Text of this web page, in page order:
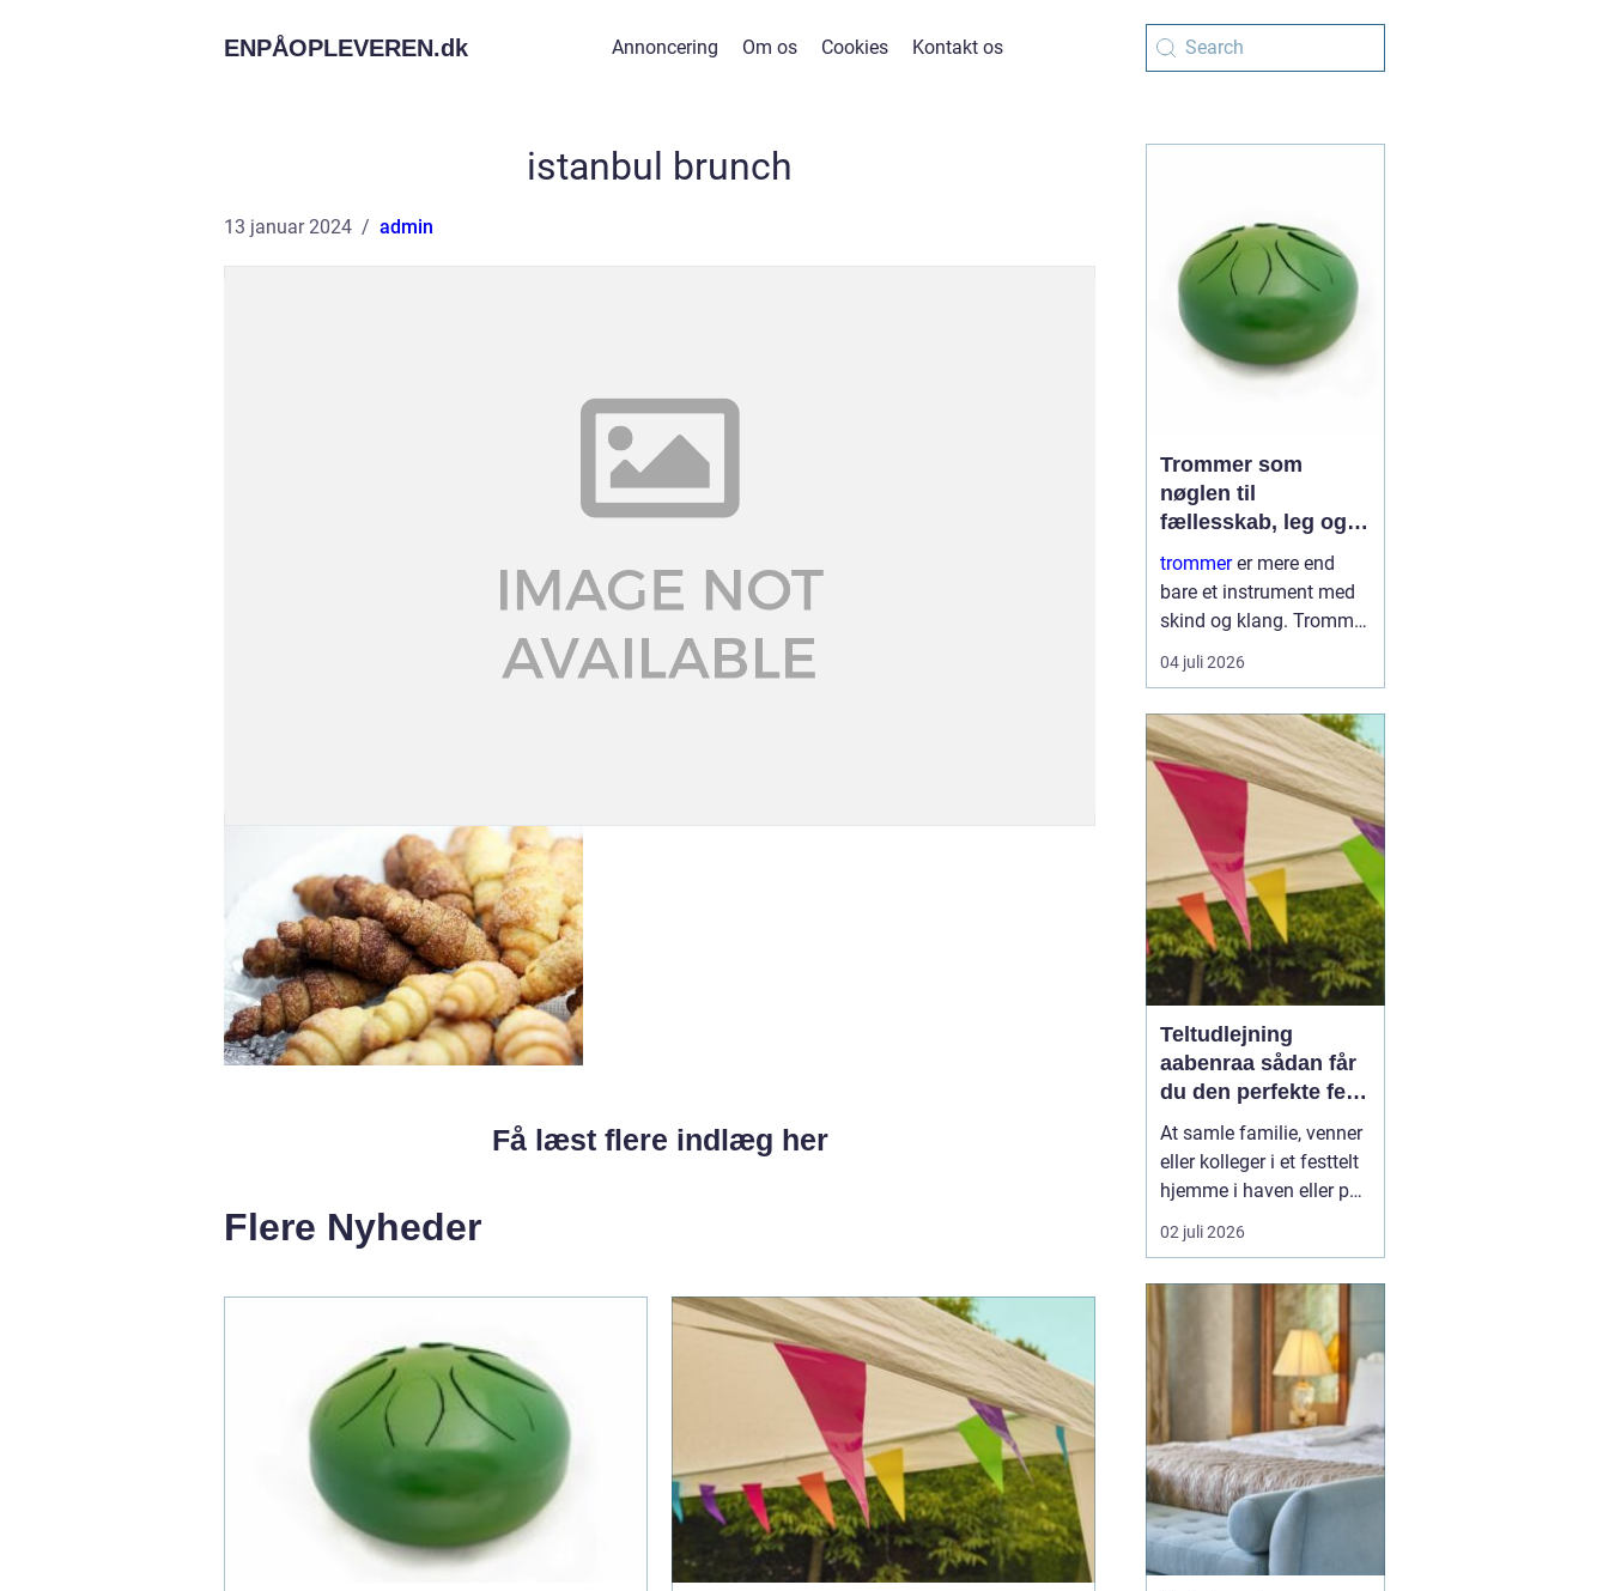
ENPÅOPLEVEREN.dk Annoncering Om os Cookies Kontakt os
istanbul brunch
13 januar 2024 admin
Få læst flere indlæg her
Flere Nyheder
Trommer som
nøglen til
fællesskab, leg og
læring
trommerer mere end
bare et instrument med
skind og klang. Trommer
er et samlingspunkt,
hvor børn og voksne
nysgerrighed. Trommer
giver hurtig følelse af
mestring, fordi ...
04 juli 2026
Teltudlejning
aabenraa sådan får
du den perfekte fest
i egen have
At samle familie, venner
eller kolleger i et festtelt
hjemme i haven eller på
en mark uden for byen er
blevet en populær
omegn. Mange ønsker
friheden til selv at sætte
rammen for dagen, uden
at være bundet af et
lokale, faste lu...
02 juli 2026